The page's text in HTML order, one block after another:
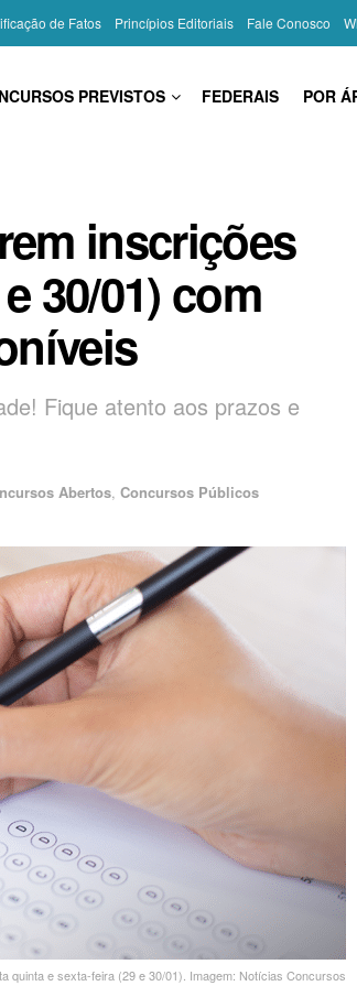
de Fatos Princípios Editoriais Fale Conosco
PREVISTOS FEDERAIS POR
inscrições
30/01) com
Fique atento aos prazos e
Abertos, Concursos Públicos
quinta e sexta-feira (29 e 30/01). Imagem: Notícias Concursos